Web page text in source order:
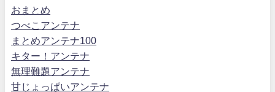
おまとめ
つべこアンテナ
まとめアンテナ100
キター！アンテナ
無理難題アンテナ
甘じょっぱいアンテナ